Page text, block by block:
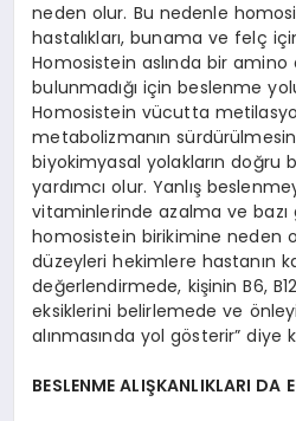
neden olur. Bu nedenle
hastalıkları, bunama ve felç
Homosistein aslında bir
bulunmadığı için beslenme
Homosistein vücutta
metabolizmanın
biyokimyasal yolakların doğru
yardımcı olur. Yanlış
vitaminlerinde azalma ve bazı
homosistein birikimine neden
düzeyleri hekimlere hastanın
değerlendirmede, kişinin B6,
eksiklerini belirlemede ve
alınmasında yol gösterir” diye
BESLENME ALIŞKANLIKLARI DA